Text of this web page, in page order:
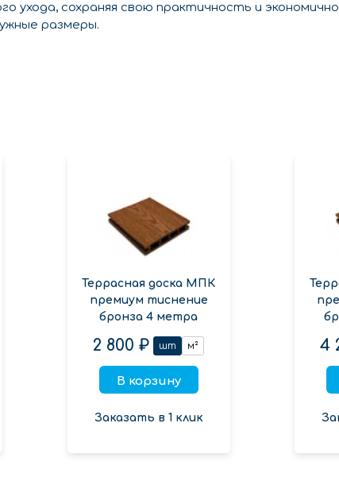
ухода, сохраняя свою практичность и
размеры.
Террасная доска МПК
премиум тиснение
бронза 4 метра
2 800 ₽ шт м²
В корзину
Заказать в 1 клик
4